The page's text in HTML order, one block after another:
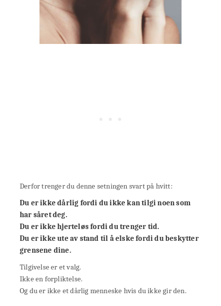
Derfor trenger du denne setningen svart på hvitt:
Du er ikke dårlig fordi du ikke kan tilgi noen som
har såret deg.
Du er ikke hjerteløs fordi du trenger tid.
Du er ikke ute av stand til å elske fordi du beskytter
grensene dine.
Tilgivelse er et valg.
Ikke en forpliktelse.
Og du er ikke et dårlig menneske hvis du ikke gir den.